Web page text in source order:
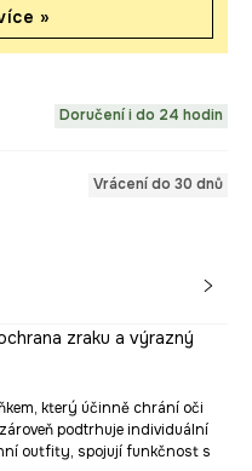
»
Doručení i do 24 hodin
Vrácení do 30 dnů
zraku a výrazný
který účinně chrání oči
podtrhuje individuální
outfity, spojují funkčnost s